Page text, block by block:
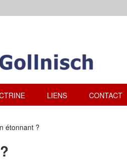
LIENS CONTACT
étonnant ?